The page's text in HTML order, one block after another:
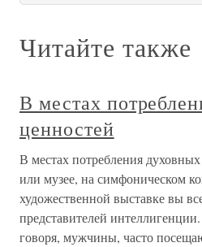
Читайте также
В местах
ценностей
В местах потребления
или музее, на симфоническом
художественной выставке вы
представителей
говоря, мужчины, часто